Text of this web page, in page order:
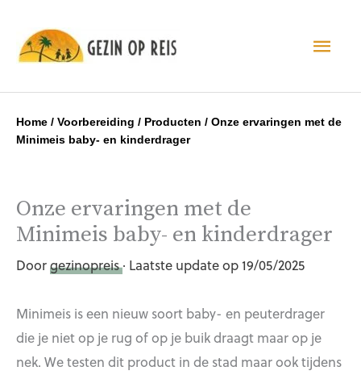
Home / Voorbereiding / Producten / Onze ervaringen met de
Minimeis baby- en kinderdrager
Onze ervaringen met de
Minimeis baby- en kinderdrager
Doorgezinopreis· Laatste update op 19/05/2025
Minimeis is een nieuw soort baby- en peuterdrager
die je niet op je rug of op je buik draagt maar op je
nek. We testen dit product in de stad maar ook tijdens